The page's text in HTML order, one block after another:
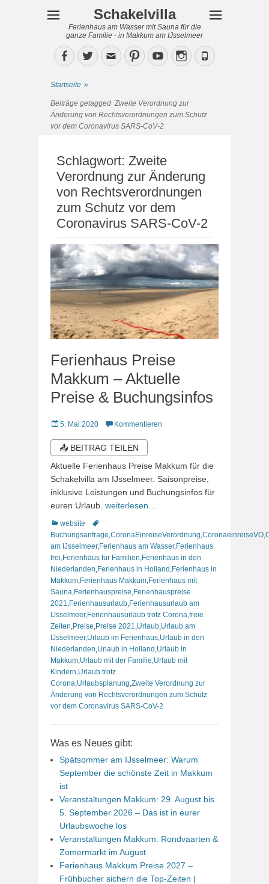
Schakelvilla
Ferienhaus am Wasser mit Sauna für die
ganze Familie - in Makkum am IJsselmeer
Facebook
TwitterEmailPinterestYouTubeInstagram
Phone
Startseite »
Beiträge getagged Zweite Verordnung zur
Änderung von Rechtsverordnungen zum Schutz
vor dem Coronavirus SARS-CoV-2
Schlagwort: Zweite
Verordnung zur Änderung
von Rechtsverordnungen
zum Schutz vor dem
Coronavirus SARS-CoV-2
Ferienhaus Preise
Makkum – Aktuelle
Preise & Buchungsinfos
Veröffentlicht
5. Mai 2020 Kommentieren
📤 BEITRAG TEILEN
Aktuelle Ferienhaus Preise Makkum für die
Schakelvilla am IJsselmeer. Saisonpreise,
inklusive Leistungen und Buchungsinfos für
euren Urlaub. weiterlesen…
Kategorien
website
Schlagworte
Buchungsanfrage CoronaEinreiseVerordnung CoronaeinreiseVO
am IJsselmeer, Ferienhaus am Wasser, Ferienhaus
frei Ferienhaus für Familien Ferienhaus in den
Niederlanden Ferienhaus in Holland Ferienhaus in
Makkum Ferienhaus Makkum Ferienhaus mit
Sauna Ferienhauspreise Ferienhauspreise
2021 Ferienhausurlaub Ferienhausurlaub am
IJsselmeer, Ferienhausurlaub trotz Corona freie
Zeiten Preise Preise 2021 Urlaub Urlaub am
IJsselmeer, Urlaub im Ferienhaus Urlaub in den
Niederlanden Urlaub in Holland Urlaub in
Makkum Urlaub mit der Familie Urlaub mit
Kindern Urlaub trotz
Corona Urlaubsplanung Zweite Verordnung zur
Änderung von Rechtsverordnungen zum Schutz
vor dem Coronavirus SARS-CoV-2
Was es Neues gibt:
Spätsommer am IJsselmeer: Warum
September die schönste Zeit in Makkum
ist
Veranstaltungen Makkum: 29. August bis
5. September 2026 – Das ist in eurer
Urlaubswoche los
Veranstaltungen Makkum: Rondvaarten &
Zomermarkt im August
Ferienhaus Makkum Preise 2027 –
Frühbucher sichern die Top-Zeiten |